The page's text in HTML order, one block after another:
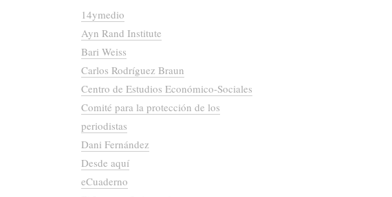
14ymedio
Ayn Rand Institute
Bari Weiss
Carlos Rodríguez Braun
Centro de Estudios Económico-Sociales
Comité para la protección de los
periodistas
Dani Fernández
Desde aquí
eCuaderno